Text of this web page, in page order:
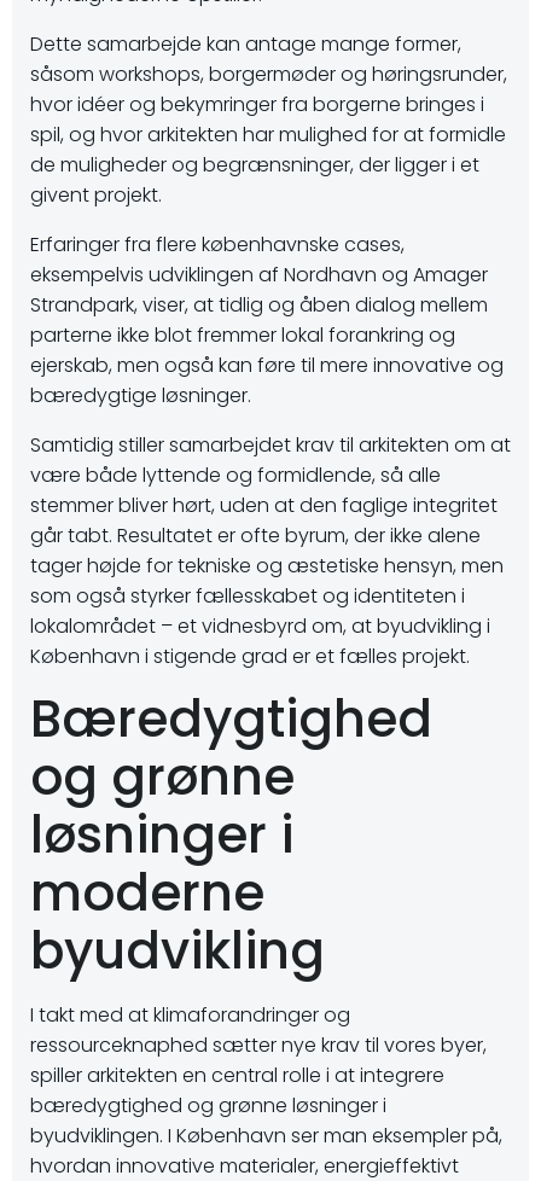
Dette samarbejde kan antage mange former,
såsom workshops, borgermøder og høringsrunder,
hvor idéer og bekymringer fra borgerne bringes i
spil, og hvor arkitekten har mulighed for at formidle
de muligheder og begrænsninger, der ligger i et
givent projekt.
Erfaringer fra flere københavnske cases,
eksempelvis udviklingen af Nordhavn og Amager
Strandpark, viser, at tidlig og åben dialog mellem
parterne ikke blot fremmer lokal forankring og
ejerskab, men også kan føre til mere innovative og
bæredygtige løsninger.
Samtidig stiller samarbejdet krav til arkitekten om at
være både lyttende og formidlende, så alle
stemmer bliver hørt, uden at den faglige integritet
går tabt. Resultatet er ofte byrum, der ikke alene
tager højde for tekniske og æstetiske hensyn, men
som også styrker fællesskabet og identiteten i
lokalområdet – et vidnesbyrd om, at byudvikling i
København i stigende grad er et fælles projekt.
Bæredygtighed
og grønne
løsninger i
moderne
byudvikling
I takt med at klimaforandringer og
ressourceknaphed sætter nye krav til vores byer,
spiller arkitekten en central rolle i at integrere
bæredygtighed og grønne løsninger i
byudviklingen. I København ser man eksempler på,
hvordan innovative materialer, energieffektivt